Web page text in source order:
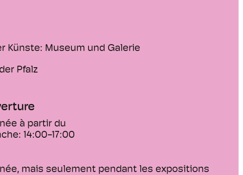
Künste: Museum und Galerie
Pfalz
à partir du
14:00-17:00
mais seulement pendant les expositions